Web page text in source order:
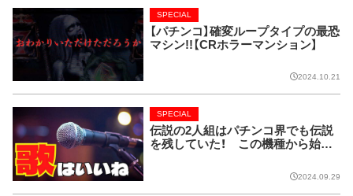
【パチンコ】確変ループタイプの最恐
マシン!!【CRホラーマンション】
SPECIAL
2024.10.21
伝説の2人組はパチンコ界でも伝説
を残していた！ この機種から始ま
SPECIAL
2024.09.29